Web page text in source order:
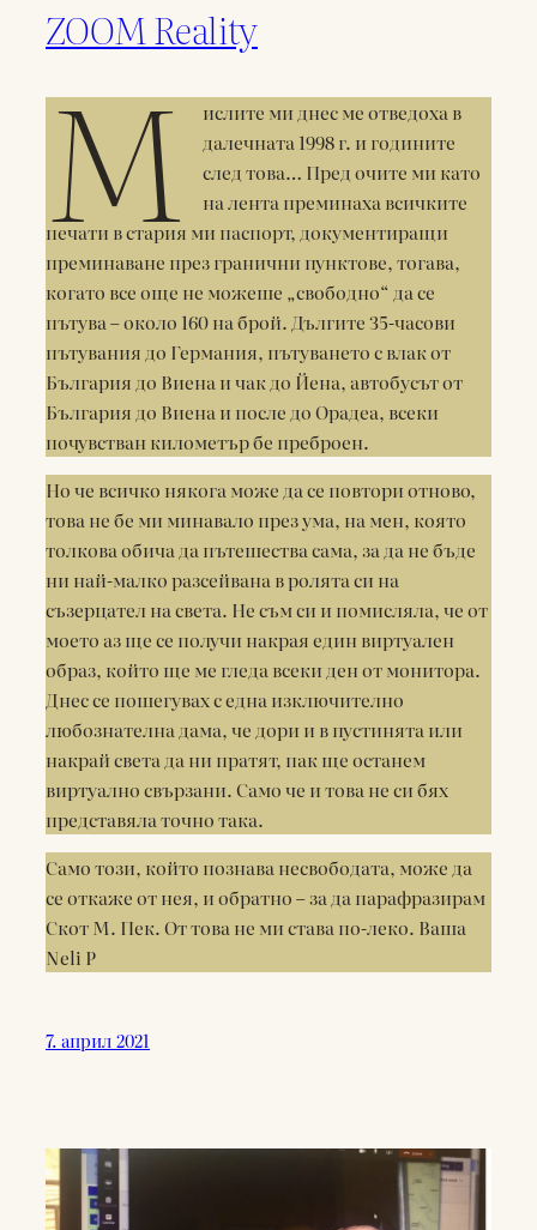
ZOOM Reality
М
ислите ми днес ме отведоха в
далечната 1998 г. и годините
след това… Пред очите ми като
на лента преминаха всичките
печати в стария ми паспорт, документиращи
преминаване през гранични пунктове, тогава,
когато все още не можеше „свободно“ да се
пътува – около 160 на брой. Дългите 35-часови
пътувания до Германия, пътуването с влак от
България до Виена и чак до Йена, автобусът от
България до Виена и после до Орадеа, всеки
почувстван километър бе преброен.
Но че всичко някога може да се повтори отново,
това не бе ми минавало през ума, на мен, която
толкова обича да пътешества сама, за да не бъде
ни най-малко разсейвана в ролята си на
съзерцател на света. Не съм си и помисляла, че от
моето аз ще се получи накрая един виртуален
образ, който ще ме гледа всеки ден от монитора.
Днес се пошегувах с една изключително
любознателна дама, че дори и в пустинята или
накрай света да ни пратят, пак ще останем
виртуално свързани. Само че и това не си бях
представяла точно така.
Само този, който познава несвободата, може да
се откаже от нея, и обратно – за да парафразирам
Скот М. Пек. От това не ми става по-леко. Ваша
Neli P
7. април 2021